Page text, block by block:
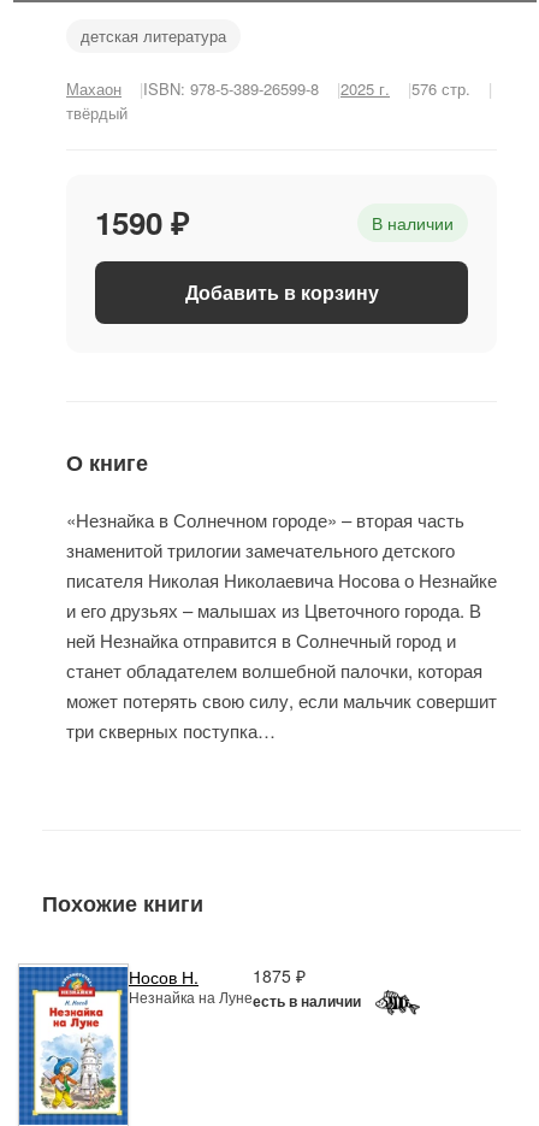
детская литература
Махаон ISBN: 978-5-389-26599-8 2025 г.
576 стр.
твёрдый
1590 ₽ В наличии
Добавить в корзину
О книге
«Незнайка в Солнечном городе» – вторая часть
знаменитой трилогии замечательного детского
писателя Николая Николаевича Носова о Незнайке
и его друзьях – малышах из Цветочного города. В
ней Незнайка отправится в Солнечный город и
станет обладателем волшебной палочки, которая
может потерять свою силу, если мальчик совершит
три скверных поступка…
Похожие книги
Носов Н.
Незнайка на Луне
1875 ₽
есть в наличии